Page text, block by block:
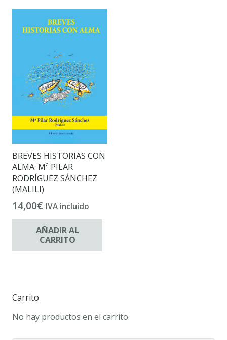
BREVES HISTORIAS CON
ALMA. Mª PILAR
RODRÍGUEZ SÁNCHEZ
(MALILI)
14,00€ IVA incluido
AÑADIR AL
CARRITO
Carrito
No hay productos en el carrito.